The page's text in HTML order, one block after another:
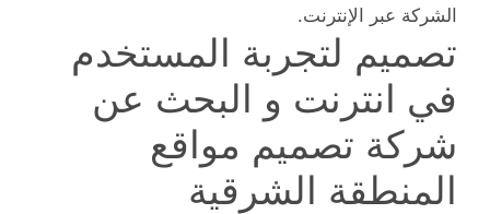
الشركة عبر الإنترنت.
تصميم لتجربة المستخدم
في انترنت و البحث عن
شركة تصميم مواقع
المنطقة الشرقية